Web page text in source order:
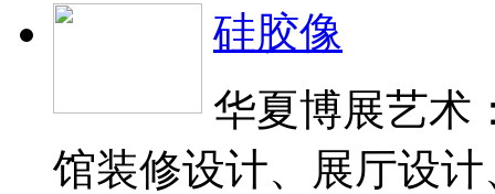
硅胶像
华夏博展艺术
馆装修设计、展厅设